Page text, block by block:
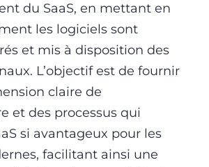
du SaaS, en mettant en
les logiciels sont
et mis à disposition des
L’objectif est de fournir
claire de
et des processus qui
si avantageux pour les
facilitant ainsi une